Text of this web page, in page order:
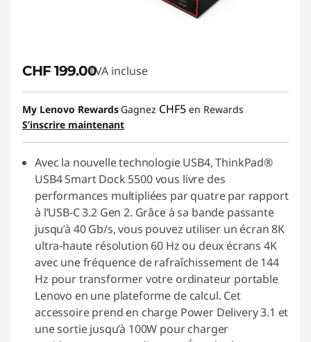
CHF 199.00TVA incluse
My Lenovo Rewards Gagnez CHF5 en Rewards
S’inscrire maintenant
Avec la nouvelle technologie USB4, ThinkPad®
USB4 Smart Dock 5500 vous livre des
performances multipliées par quatre par rapport
à l’USB-C 3.2 Gen 2. Grâce à sa bande passante
jusqu’à 40 Gb/s, vous pouvez utiliser un écran 8K
ultra-haute résolution 60 Hz ou deux écrans 4K
avec une fréquence de rafraîchissement de 144
Hz pour transformer votre ordinateur portable
Lenovo en une plateforme de calcul. Cet
accessoire prend en charge Power Delivery 3.1 et
une sortie jusqu’à 100W pour charger